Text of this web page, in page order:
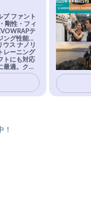
ファント
剛性・フィ
テ
ング性能を
74はTRAX
ホールドに
ス ナノリ
レーニング
トにも対応
最適。クラ
るギア。
！